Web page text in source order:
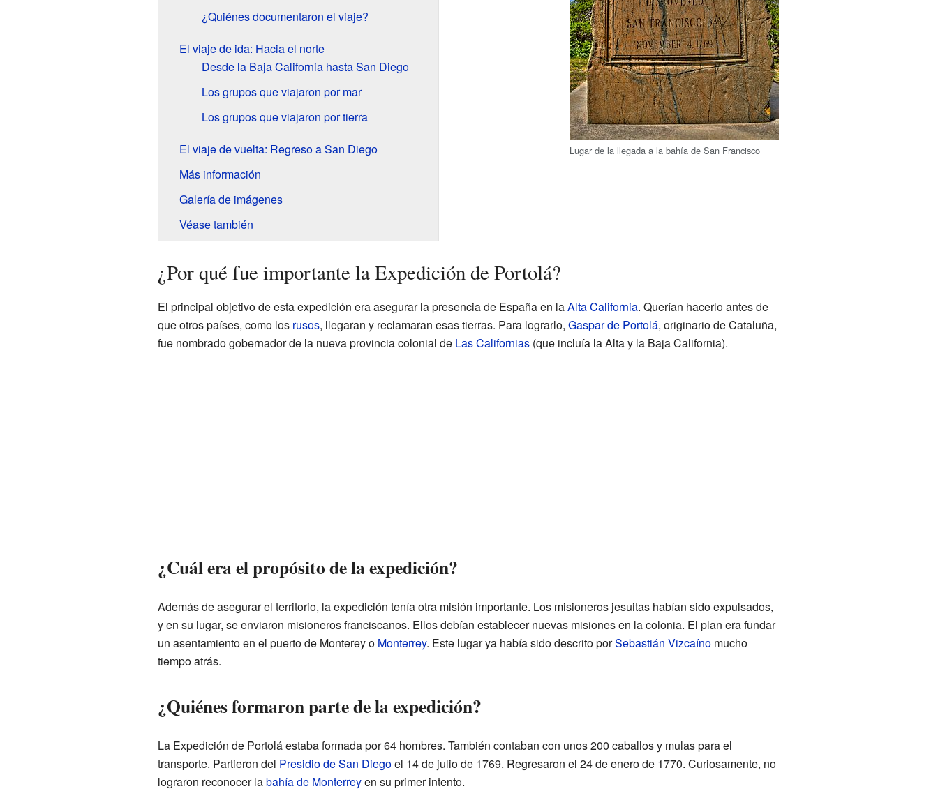
Lugar de la llegada a la bahía de San Francisco
¿Quiénes documentaron el viaje?
El viaje de ida: Hacia el norte
Desde la Baja California hasta San Diego
Los grupos que viajaron por mar
Los grupos que viajaron por tierra
El viaje de vuelta: Regreso a San Diego
Más información
Galería de imágenes
Véase también
¿Por qué fue importante la Expedición de Portolá?
El principal objetivo de esta expedición era asegurar la presencia de España en laAlta California. Querían hacerlo antes de
que otros países, como los rusos, llegaran y reclamaran esas tierras. Para lograrlo, Gaspar de Portolá, originario de Cataluña,
fue nombrado gobernador de la nueva provincia colonial de Las Californias(que incluía la Alta y la Baja California).
¿Cuál era el propósito de la expedición?
Además de asegurar el territorio, la expedición tenía otra misión importante. Los misioneros jesuitas habían sido expulsados,
y en su lugar, se enviaron misioneros franciscanos. Ellos debían establecer nuevas misiones en la colonia. El plan era fundar
un asentamiento en el puerto de Monterey o Monterrey. Este lugar ya había sido descrito porSebastián Vizcaínomucho
tiempo atrás.
¿Quiénes formaron parte de la expedición?
La Expedición de Portolá estaba formada por 64 hombres. También contaban con unos 200 caballos y mulas para el
transporte. Partieron del Presidio de San Diegoel 14 de julio de 1769. Regresaron el 24 de enero de 1770. Curiosamente, no
lograron reconocer labahía de Monterreyen su primer intento.